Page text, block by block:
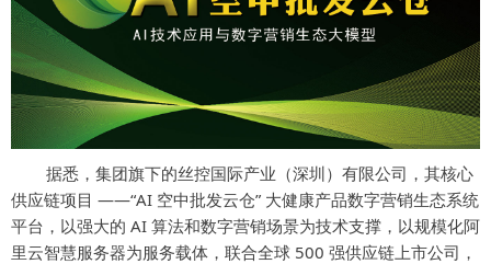
据悉，集团旗下的丝控国际产业（深圳）有限公司，其核心
供应链项目 ——“AI 空中批发云仓” 大健康产品数字营销生态系统
平台，以强大的 AI 算法和数字营销场景为技术支撑，以规模化阿
里云智慧服务器为服务载体，联合全球 500 强供应链上市公司，